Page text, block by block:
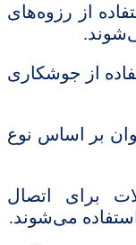
از رزوه‌های
از جوشکاری
بر اساس نوع
برای اتصال
می‌شوند.